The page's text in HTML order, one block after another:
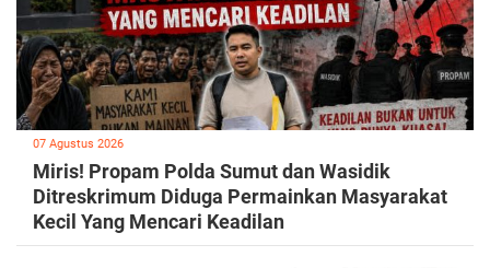
07 Agustus 2026
Miris! Propam Polda Sumut dan Wasidik
Ditreskrimum Diduga Permainkan Masyarakat
Kecil Yang Mencari Keadilan